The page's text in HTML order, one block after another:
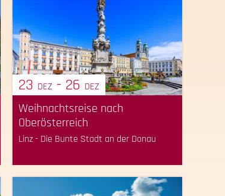
23 DEZ - 26 DEZ
Weihnachtsreise nach
Oberösterreich
Linz - Die Bunte Stadt an der Donau